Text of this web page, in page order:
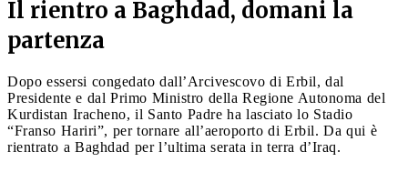
Il rientro a Baghdad, domani la
partenza
Dopo essersi congedato dall’Arcivescovo di Erbil, dal
Presidente e dal Primo Ministro della Regione Autonoma del
Kurdistan Iracheno, il Santo Padre ha lasciato lo Stadio
“Franso Hariri”, per tornare all’aeroporto di Erbil. Da qui è
rientrato a Baghdad per l’ultima serata in terra d’Iraq.